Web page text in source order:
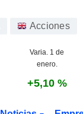
Acciones
Varia. 1 de
enero.
+5,10 %